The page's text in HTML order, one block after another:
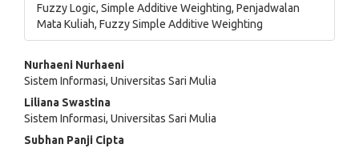
Fuzzy Logic, Simple Additive Weighting, Penjadwalan
Mata Kuliah, Fuzzy Simple Additive Weighting
Main
Article
Content
Nurhaeni Nurhaeni
Sistem Informasi, Universitas Sari Mulia
Liliana Swastina
Sistem Informasi, Universitas Sari Mulia
Subhan Panji Cipta